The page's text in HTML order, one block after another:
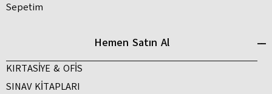
Sepetim
Hemen Satın Al
KIRTASİYE & OFİS
SINAV KİTAPLARI